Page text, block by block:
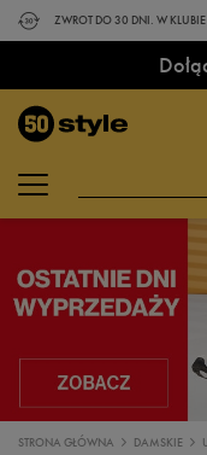
ZWROT DO 30 DNI. W
STRONA GŁÓWNA DAMSKIE